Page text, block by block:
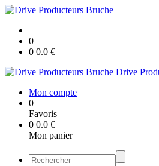
0
0 0.0 €
Drive
Mon compte
0
Favoris
0 0.0 €
Mon panier